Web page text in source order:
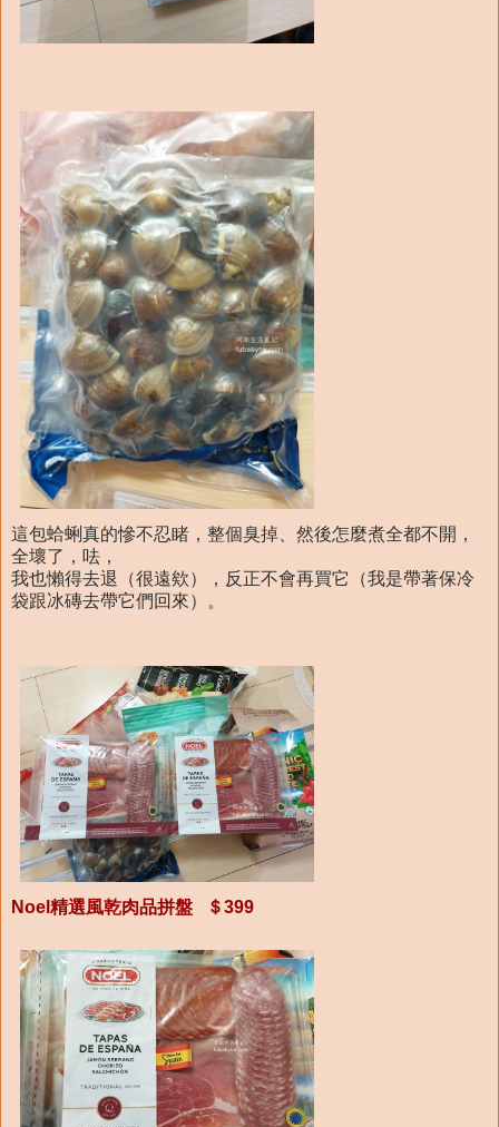
這包蛤蜊真的慘不忍睹，整個臭掉、然後怎麼煮全都不開，
全壞了，呿，
我也懶得去退（很遠欸），反正不會再買它（我是帶著保冷
袋跟冰磚去帶它們回來）。
Noel精選風乾肉品拼盤 ＄399